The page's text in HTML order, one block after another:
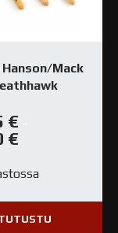
Hanson/Mack
€
€